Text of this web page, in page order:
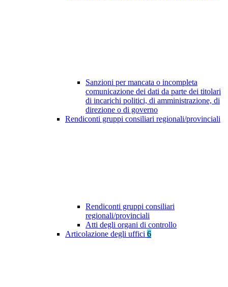
Sanzioni per mancata o incompleta
comunicazione dei dati da parte dei titolari
di incarichi politici, di amministrazione, di
direzione o di governo
Rendiconti gruppi consiliari regionali/provinciali
Rendiconti gruppi consiliari
regionali/provinciali
Atti degli organi di controllo
Articolazione degli uffici 6